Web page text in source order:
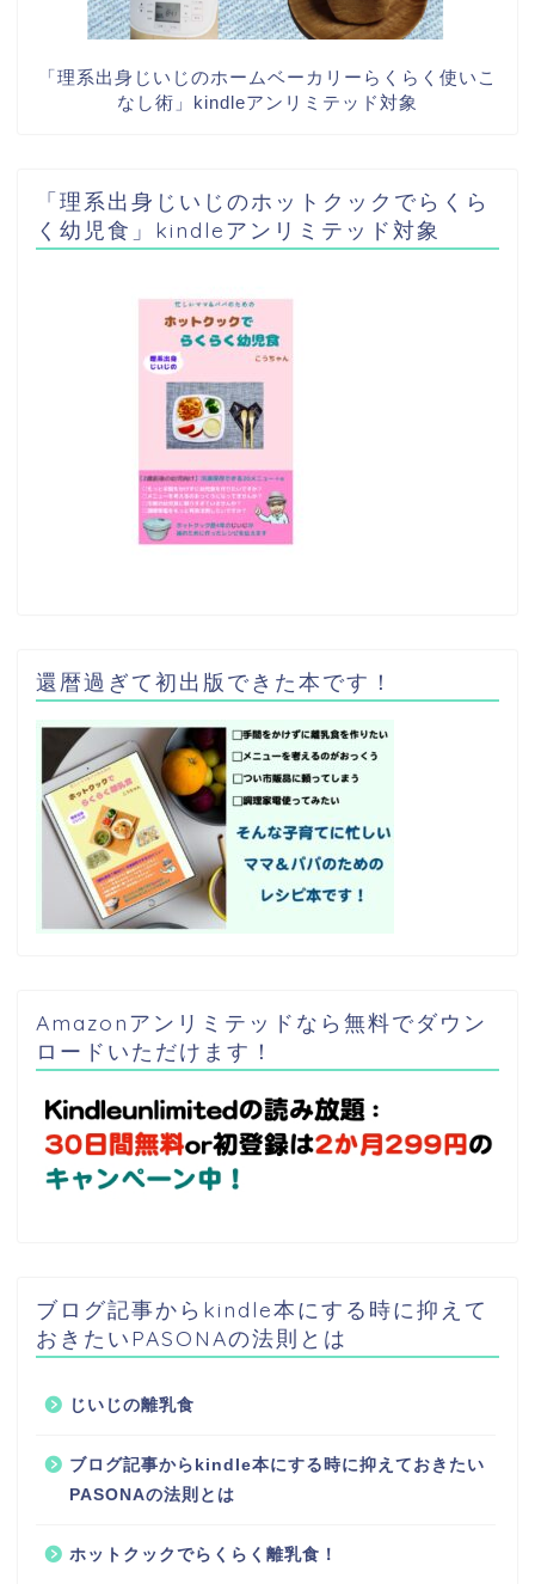
「理系出身じいじのホームベーカリーらくらく使いこ
なし術」kindleアンリミテッド対象
「理系出身じいじのホットクックでらくら
く幼児食」kindleアンリミテッド対象
還暦過ぎて初出版できた本です！
Amazonアンリミテッドなら無料でダウン
ロードいただけます！
ブログ記事からkindle本にする時に抑えて
おきたいPASONAの法則とは
じいじの離乳食
ブログ記事からkindle本にする時に抑えておきたい
PASONAの法則とは
ホットクックでらくらく離乳食！